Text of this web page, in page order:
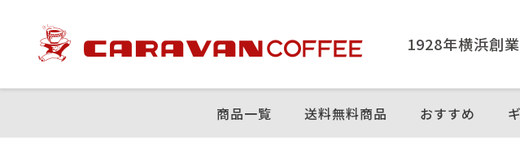
1928年横浜創
商品⼀覧 送料無料商品 おすすめ